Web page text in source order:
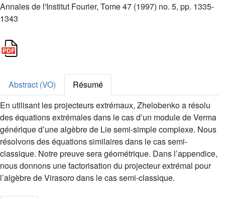
Annales de l'Institut Fourier, Tome 47 (1997) no. 5, pp. 1335-
1343
Abstract (VO)
Résumé
En utilisant les projecteurs extrémaux, Zhelobenko a résolu
des équations extrémales dans le cas d’un module de Verma
générique d’une algèbre de Lie semi-simple complexe. Nous
résolvons des équations similaires dans le cas semi-
classique. Notre preuve sera géométrique. Dans l’appendice,
nous donnons une factorisation du projecteur extrémal pour
l’algèbre de Virasoro dans le cas semi-classique.